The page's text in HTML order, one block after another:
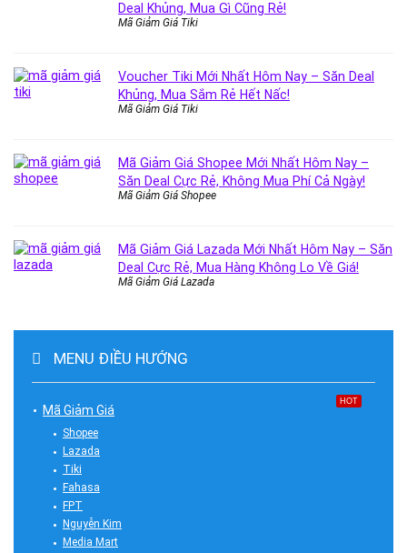
Deal Khủng, Mua Gì Cũng Rẻ!
Mã Giảm Giá Tiki
Voucher Tiki Mới Nhất Hôm Nay – Săn Deal
Khủng, Mua Sắm Rẻ Hết Nấc!
Mã Giảm Giá Tiki
Mã Giảm Giá Shopee Mới Nhất Hôm Nay –
Săn Deal Cực Rẻ, Không Mua Phí Cả Ngày!
Mã Giảm Giá Shopee
Mã Giảm Giá Lazada Mới Nhất Hôm Nay – Săn
Deal Cực Rẻ, Mua Hàng Không Lo Về Giá!
Mã Giảm Giá Lazada
MENU ĐIỀU HƯỚNG
Mã Giảm Giá
HOT
Shopee
Lazada
Tiki
Fahasa
FPT
Nguyễn Kim
Media Mart